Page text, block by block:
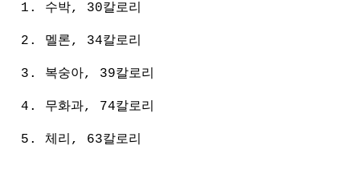
수박, 30칼로리
멜론, 34칼로리
복숭아, 39칼로리
무화과, 74칼로리
체리, 63칼로리